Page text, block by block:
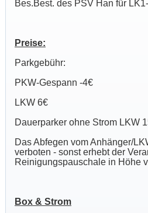
Bes.Best. des PSV Han für
Preise:
Parkgebühr:
PKW-Gespann -4€
LKW 6€
Dauerparker ohne Strom LKW
Das Abfegen vom Anhänger/
verboten - sonst erhebt der
Reinigungspauschale in Höhe
Box & Strom